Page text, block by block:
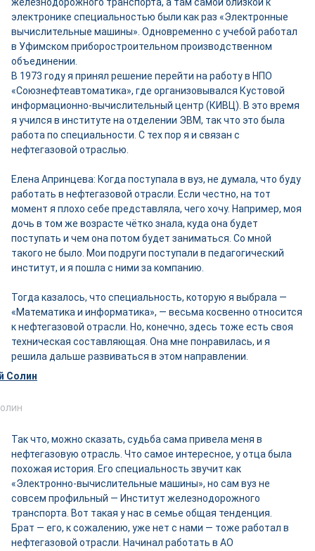
электронике специальностью были как раз «Электронные
вычислительные машины». Одновременно с учебой работал
в Уфимском приборостроительном производственном
объединении.
В 1973 году я принял решение перейти на работу в НПО
«Союзнефтеавтоматика», где организовывался Кустовой
информационно-вычислительный центр (КИВЦ). В это время
я учился в институте на отделении ЭВМ, так что это была
работа по специальности. С тех пор я и связан с
нефтегазовой отраслью.
Елена Апринцева: Когда поступала в вуз, не думала, что буду
работать в нефтегазовой отрасли. Если честно, на тот
момент я плохо себе представляла, чего хочу. Например, моя
дочь в том же возрасте чётко знала, куда она будет
поступать и чем она потом будет заниматься. Со мной
такого не было. Мои подруги поступали в педагогический
институт, и я пошла с ними за компанию.
Тогда казалось, что специальность, которую я выбрала —
«Математика и информатика», — весьма косвенно относится
к нефтегазовой отрасли. Но, конечно, здесь тоже есть своя
техническая составляющая. Она мне понравилась, и я
решила дальше развиваться в этом направлении.
Так что, можно сказать, судьба сама привела меня в
нефтегазовую отрасль. Что самое интересное, у отца была
похожая история. Его специальность звучит как
«Электронно-вычислительные машины», но сам вуз не
совсем профильный — Институт железнодорожного
транспорта. Вот такая у нас в семье общая тенденция.
Брат — его, к сожалению, уже нет с нами — тоже работал в
нефтегазовой отрасли. Начинал работать в АО